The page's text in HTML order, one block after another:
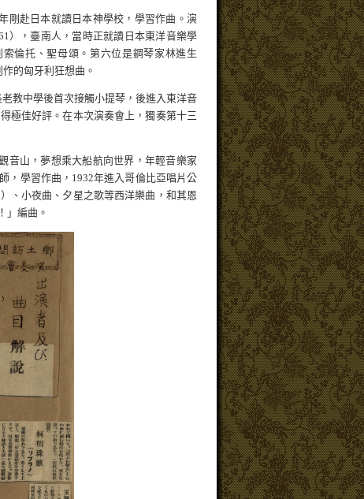
剛赴日本就讀日本神學校，學習作曲。演
），臺南人，當時正就讀日本東洋音樂學
倫托、聖母頌。第六位是鋼琴家林進生
的匈牙利狂想曲。
教中學後首次接觸小提琴，後進入東洋音
極佳好評。在本次演奏會上，獨奏第十三
音山，夢想乘大船航向世界，年輕音樂家
，學習作曲，1932年進入哥倫比亞唱片公
、小夜曲、夕星之歌等西洋樂曲，和其恩
」編曲。